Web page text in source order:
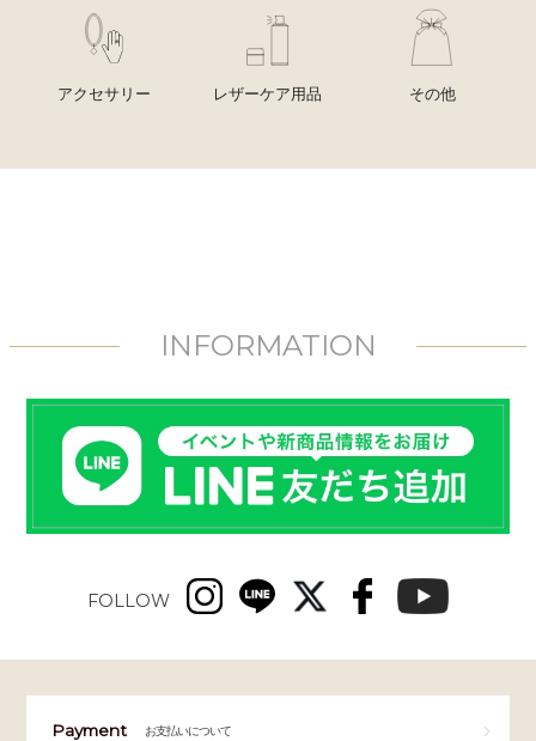
アクセサリー レザーケア用品 その他
INFORMATION
FOLLOW
Payment お支払いについて